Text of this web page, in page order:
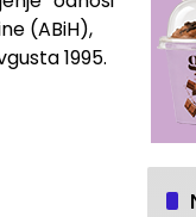
(ABiH),
1995.